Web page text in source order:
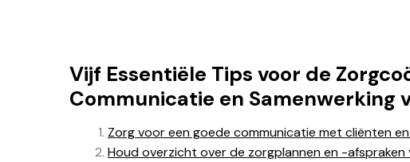
Vijf Essentiële Tips voor de
Communicatie en Samenwerking
Zorg voor een goede communicatie met cliënten en
Houd overzicht over de zorgplannen en -afspraken